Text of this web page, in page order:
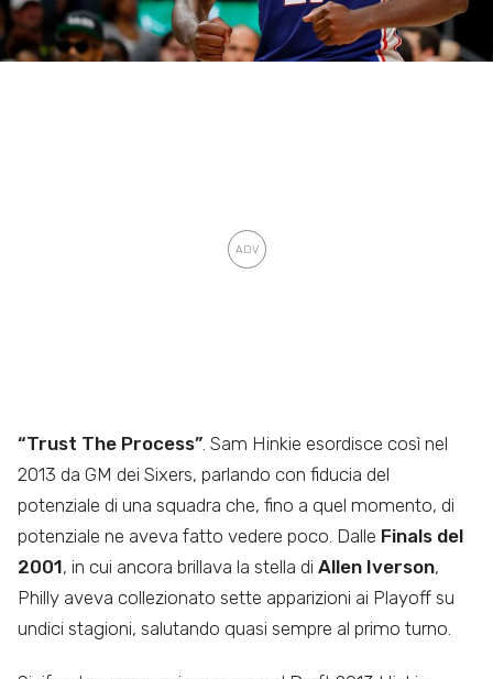
“Trust The Process”. Sam Hinkie esordisce così nel
2013 da GM dei Sixers, parlando con fiducia del
potenziale di una squadra che, fino a quel momento, di
potenziale ne aveva fatto vedere poco. Dalle Finals del
2001, in cui ancora brillava la stella di Allen Iverson,
Philly aveva collezionato sette apparizioni ai Playoff su
undici stagioni, salutando quasi sempre al primo turno.